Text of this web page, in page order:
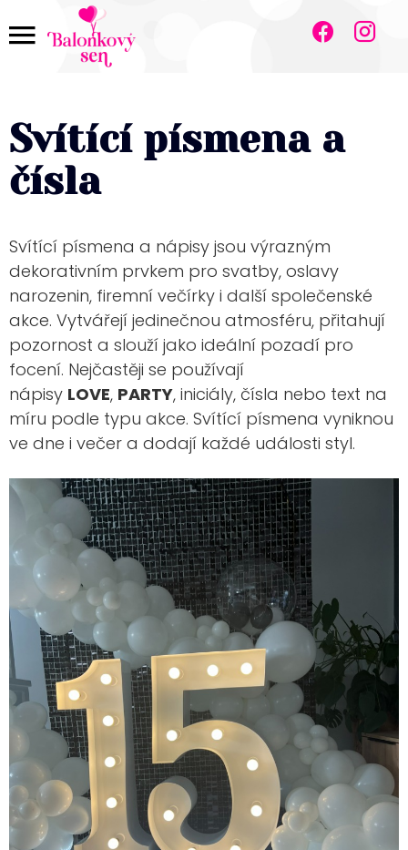
Svítící písmena a
čísla
Svítící písmena a nápisy jsou výrazným
dekorativním prvkem pro svatby, oslavy
narozenin, firemní večírky i další společenské
akce. Vytvářejí jedinečnou atmosféru, přitahují
pozornost a slouží jako ideální pozadí pro
focení. Nejčastěji se používají
nápisy LOVE, PARTY, iniciály, čísla nebo text na
míru podle typu akce. Svítící písmena vyniknou
ve dne i večer a dodají každé události styl.